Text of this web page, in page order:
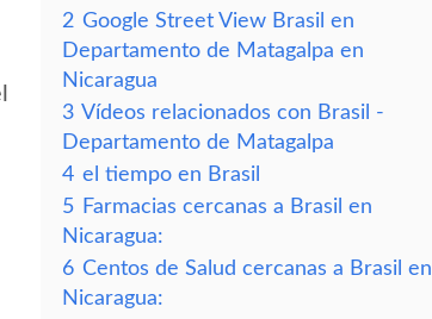
2 Google Street View Brasil en
Departamento de Matagalpa en
Nicaragua
3 Vídeos relacionados con Brasil -
Departamento de Matagalpa
4 el tiempo en Brasil
5 Farmacias cercanas a Brasil en
Nicaragua:
6 Centos de Salud cercanas a Brasil en
Nicaragua: